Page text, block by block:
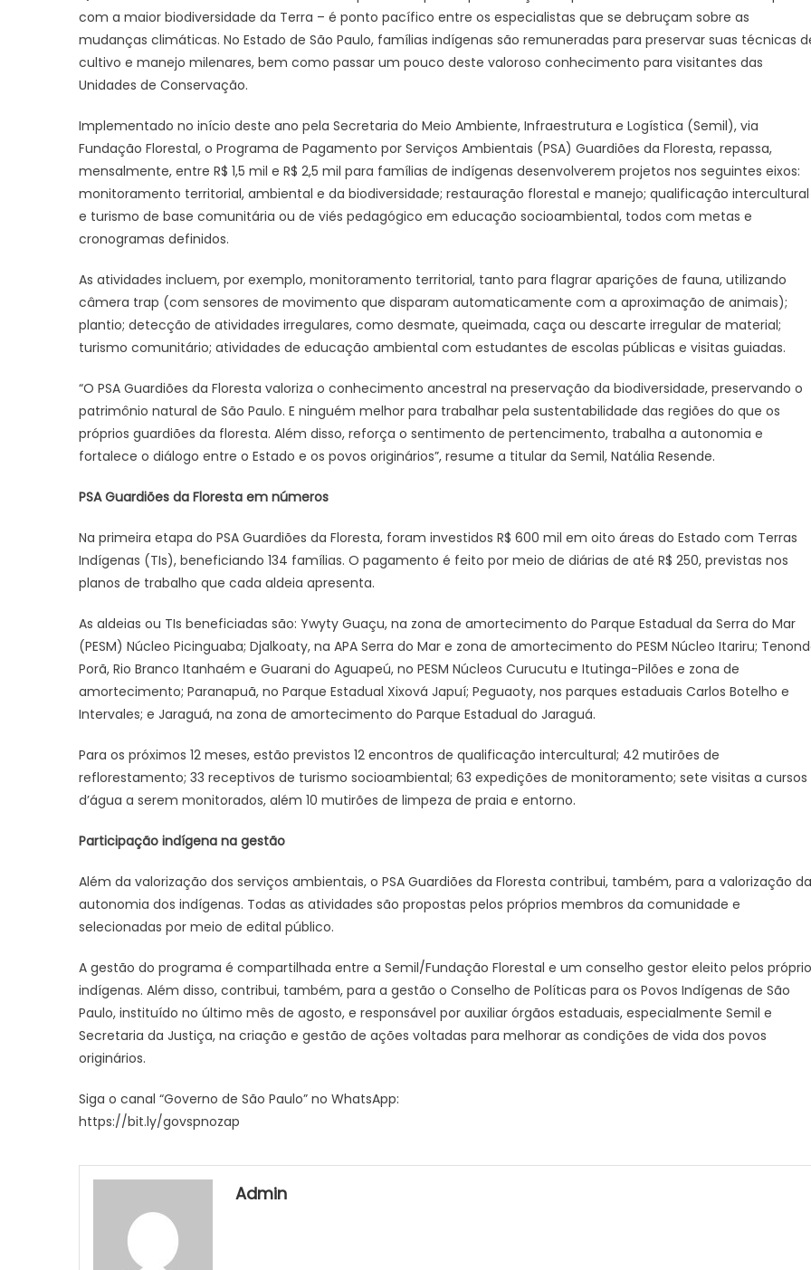
com a maior biodiversidade da Terra – é ponto pacífico entre os especialistas que se debruçam sobre as
mudanças climáticas. No Estado de São Paulo, famílias indígenas são remuneradas para preservar suas técnicas
cultivo e manejo milenares, bem como passar um pouco deste valoroso conhecimento para visitantes das
Unidades de Conservação.
Implementado no início deste ano pela Secretaria do Meio Ambiente, Infraestrutura e Logística (Semil), via
Fundação Florestal, o Programa de Pagamento por Serviços Ambientais (PSA) Guardiões da Floresta, repassa,
mensalmente, entre R$ 1,5 mil e R$ 2,5 mil para famílias de indígenas desenvolverem projetos nos seguintes eixos:
monitoramento territorial, ambiental e da biodiversidade; restauração florestal e manejo; qualificação intercultural
e turismo de base comunitária ou de viés pedagógico em educação socioambiental, todos com metas e
cronogramas definidos.
As atividades incluem, por exemplo, monitoramento territorial, tanto para flagrar aparições de fauna, utilizando
câmera trap (com sensores de movimento que disparam automaticamente com a aproximação de animais);
plantio; detecção de atividades irregulares, como desmate, queimada, caça ou descarte irregular de material;
turismo comunitário; atividades de educação ambiental com estudantes de escolas públicas e visitas guiadas.
“O PSA Guardiões da Floresta valoriza o conhecimento ancestral na preservação da biodiversidade, preservando o
patrimônio natural de São Paulo. E ninguém melhor para trabalhar pela sustentabilidade das regiões do que os
próprios guardiões da floresta. Além disso, reforça o sentimento de pertencimento, trabalha a autonomia e
fortalece o diálogo entre o Estado e os povos originários”, resume a titular da Semil, Natália Resende.
PSA Guardiões da Floresta em números
Na primeira etapa do PSA Guardiões da Floresta, foram investidos R$ 600 mil em oito áreas do Estado com Terras
Indígenas (TIs), beneficiando 134 famílias. O pagamento é feito por meio de diárias de até R$ 250, previstas nos
planos de trabalho que cada aldeia apresenta.
As aldeias ou TIs beneficiadas são: Ywyty Guaçu, na zona de amortecimento do Parque Estadual da Serra do Mar
(PESM) Núcleo Picinguaba; Djalkoaty, na APA Serra do Mar e zona de amortecimento do PESM Núcleo Itariru;
Porã, Rio Branco Itanhaém e Guarani do Aguapeú, no PESM Núcleos Curucutu e Itutinga-Pilões e zona de
amortecimento; Paranapuã, no Parque Estadual Xixová Japuí; Peguaoty, nos parques estaduais Carlos Botelho e
Intervales; e Jaraguá, na zona de amortecimento do Parque Estadual do Jaraguá.
Para os próximos 12 meses, estão previstos 12 encontros de qualificação intercultural; 42 mutirões de
reflorestamento; 33 receptivos de turismo socioambiental; 63 expedições de monitoramento; sete visitas a cursos
d’água a serem monitorados, além 10 mutirões de limpeza de praia e entorno.
Participação indígena na gestão
Além da valorização dos serviços ambientais, o PSA Guardiões da Floresta contribui, também, para a valorização da
autonomia dos indígenas. Todas as atividades são propostas pelos próprios membros da comunidade e
selecionadas por meio de edital público.
A gestão do programa é compartilhada entre a Semil/Fundação Florestal e um conselho gestor eleito pelos
indígenas. Além disso, contribui, também, para a gestão o Conselho de Políticas para os Povos Indígenas de São
Paulo, instituído no último mês de agosto, e responsável por auxiliar órgãos estaduais, especialmente Semil e
Secretaria da Justiça, na criação e gestão de ações voltadas para melhorar as condições de vida dos povos
originários.
Siga o canal “Governo de São Paulo” no WhatsApp:
https://bit.ly/govspnozap
Admin